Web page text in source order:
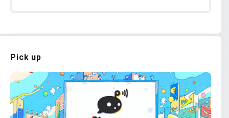
Pick up